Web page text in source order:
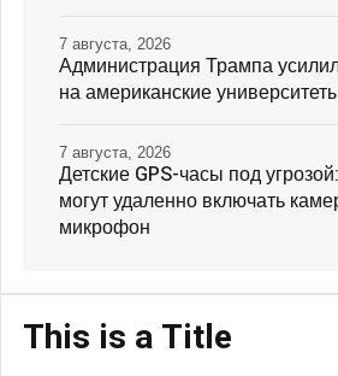
Администрация Трампа
на американские
7 августа, 2026
Детские GPS-часы под
могут удаленно включать
микрофон
7 августа, 2026
This is a Title